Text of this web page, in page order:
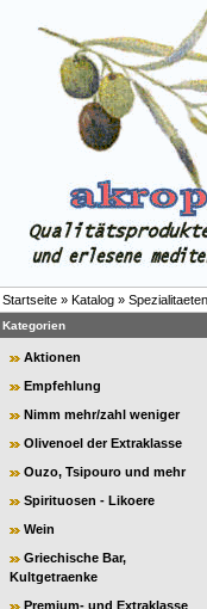
Startseite » Katalog »
Kategorien
Aktionen
Empfehlung
Nimm mehr/zahl weniger
Olivenoel der Extraklasse
Ouzo, Tsipouro und mehr
Spirituosen - Likoere
Wein
Griechische Bar,
Kultgetraenke
Premium- und Extraklasse